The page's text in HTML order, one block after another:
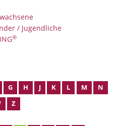
/ Jugendliche
®
G H J K L M
N
Z